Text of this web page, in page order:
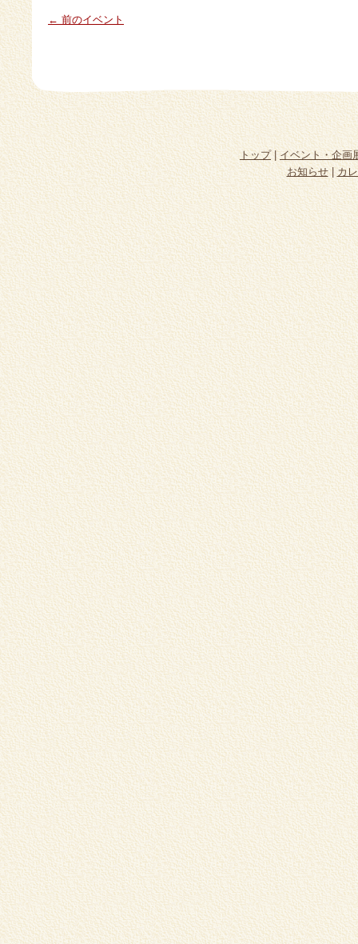
← 前のイベント
トップ|イベント・企画
お知らせ|カ